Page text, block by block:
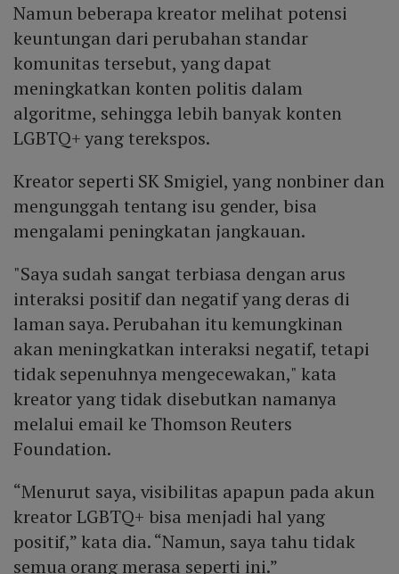
Namun beberapa kreator melihat potensi
keuntungan dari perubahan standar
komunitas tersebut, yang dapat
meningkatkan konten politis dalam
algoritme, sehingga lebih banyak konten
LGBTQ+ yang terekspos.
Kreator seperti SK Smigiel, yang nonbiner dan
mengunggah tentang isu gender, bisa
mengalami peningkatan jangkauan.
"Saya sudah sangat terbiasa dengan arus
interaksi positif dan negatif yang deras di
laman saya. Perubahan itu kemungkinan
akan meningkatkan interaksi negatif, tetapi
tidak sepenuhnya mengecewakan," kata
kreator yang tidak disebutkan namanya
melalui email ke Thomson Reuters
Foundation.
“Menurut saya, visibilitas apapun pada akun
kreator LGBTQ+ bisa menjadi hal yang
positif,” kata dia. “Namun, saya tahu tidak
semua orang merasa seperti ini.”